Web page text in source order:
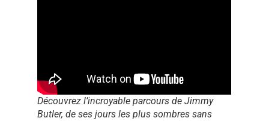
Découvrez l’incroyable parcours de Jimmy
Butler, de ses jours les plus sombres sans